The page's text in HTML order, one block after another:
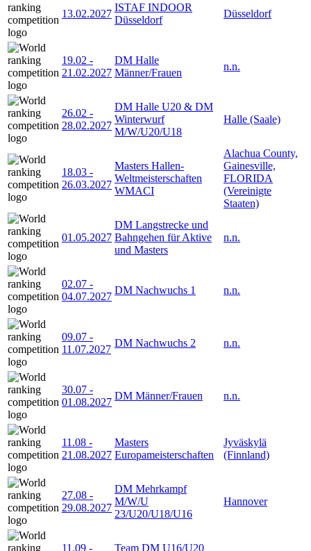
13.02.2027
ISTAF INDOOR
Düsseldorf
Düsseldorf
19.02 -
21.02.2027
DM Halle
Männer/Frauen
n.n.
26.02 -
28.02.2027
DM Halle U20 & DM
Winterwurf
M/W/U20/U18
Halle (Saale)
18.03 -
26.03.2027
Masters Hallen-
Weltmeisterschaften
WMACI
Alachua County,
Gainesville,
FLORIDA
(Vereinigte
Staaten)
01.05.2027
DM Langstrecke und
Bahngehen für Aktive
und Masters
n.n.
02.07 -
04.07.2027
DM Nachwuchs 1 n.n.
09.07 -
11.07.2027
DM Nachwuchs 2 n.n.
30.07 -
01.08.2027
DM Männer/Frauen n.n.
11.08 -
21.08.2027
Masters
Europameisterschaften
Jyväskylä
(Finnland)
27.08 -
29.08.2027
DM Mehrkampf
M/W/U
23/U20/U18/U16
Hannover
11.09 -
Team DM U16/U20